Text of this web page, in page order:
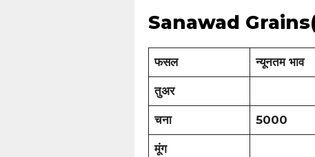
Sanawad
फसल न्यूनतम भाव
तुअर
चना 5000
मूंग